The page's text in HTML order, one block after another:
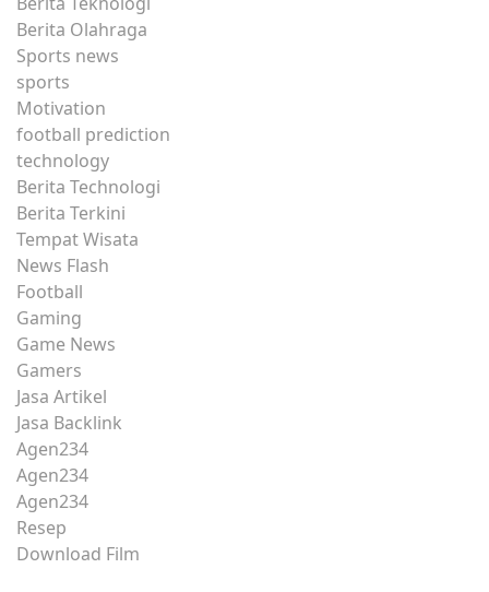
Berita Olahraga
Sports news
sports
Motivation
football prediction
technology
Berita Technologi
Berita Terkini
Tempat Wisata
News Flash
Football
Gaming
Game News
Gamers
Jasa Artikel
Jasa Backlink
Agen234
Agen234
Agen234
Resep
Download Film